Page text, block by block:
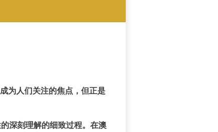
为人们关注的焦点，但正是
深刻理解的细致过程。在澳